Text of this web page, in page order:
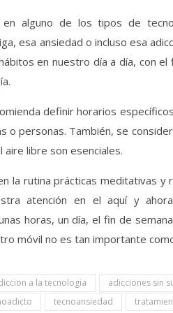
en alguno de los tipos de
esa ansiedad o incluso esa
en nuestro día a día, con
definir horarios
o personas. También, se
aire libre son esenciales.
la rutina prácticas meditativas
atención en el aquí y
horas, un día, el fin de
móvil no es tan importante
a la tecnologia adicciones sin
tecnoansiedad